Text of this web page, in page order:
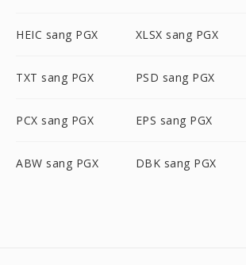
HEIC sang PGX XLSX sang PGX
TXT sang PGX PSD sang PGX
PCX sang PGX EPS sang PGX
ABW sang PGX DBK sang PGX